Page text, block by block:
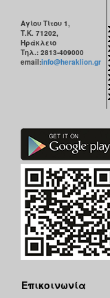
Αγίου Τίτου 1,
Τ.Κ. 71202,
Ηράκλειο
Τηλ.: 2813-409000
email:info@heraklion.gr
Επικοινωνία